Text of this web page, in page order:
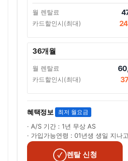
월 렌탈료
카드할인시(최대)
36개월
월 렌탈료
카드할인시(최대)
혜택정보 최저 월요금
· A/S 기간 : 1년 무상 AS
· 가입가능연령 : 01년생 생일 지나
렌탈 신청